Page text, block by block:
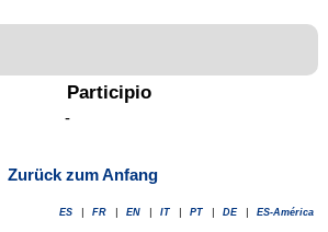
Participio
-
Zurück zum Anfang
ES FR EN IT PT DE ES-América